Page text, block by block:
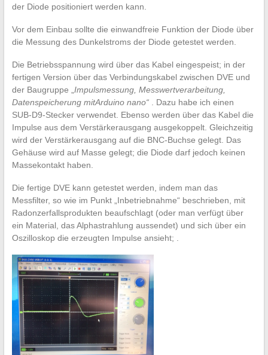
der Diode positioniert werden kann.
Vor dem Einbau sollte die einwandfreie Funktion der Diode über
die Messung des Dunkelstroms der Diode getestet werden.
Die Betriebsspannung wird über das Kabel eingespeist; in der
fertigen Version über das Verbindungskabel zwischen DVE und
der Baugruppe „Impulsmessung, Messwertverarbeitung,
Datenspeicherung mitArduino nano“ . Dazu habe ich einen
SUB-D9-Stecker verwendet. Ebenso werden über das Kabel die
Impulse aus dem Verstärkerausgang ausgekoppelt. Gleichzeitig
wird der Verstärkerausgang auf die BNC-Buchse gelegt. Das
Gehäuse wird auf Masse gelegt; die Diode darf jedoch keinen
Massekontakt haben.
Die fertige DVE kann getestet werden, indem man das
Messfilter, so wie im Punkt „Inbetriebnahme“ beschrieben, mit
Radonzerfallsprodukten beaufschlagt (oder man verfügt über
ein Material, das Alphastrahlung aussendet) und sich über ein
Oszilloskop die erzeugten Impulse ansieht; .